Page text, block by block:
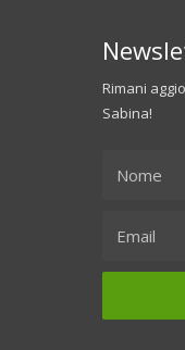
Rimani
Sabina!